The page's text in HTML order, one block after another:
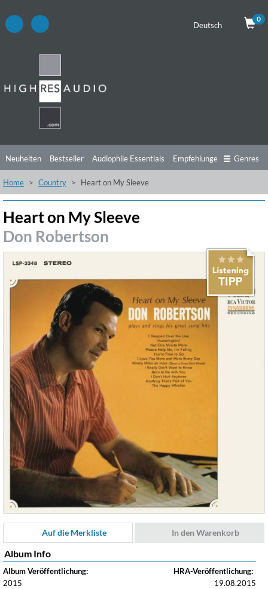
Deutsch
0
Neuheiten Bestseller Audiophile Essentials Empfehlungen
Hörtipps Top Alben Angebote Preorder
Genres
Home Country Heart on My Sleeve
Heart on My Sleeve
Don Robertson
Auf die Merkliste In den Warenkorb
Album Info
Album Veröffentlichung:
2015
HRA-Veröffentlichung:
19.08.2015